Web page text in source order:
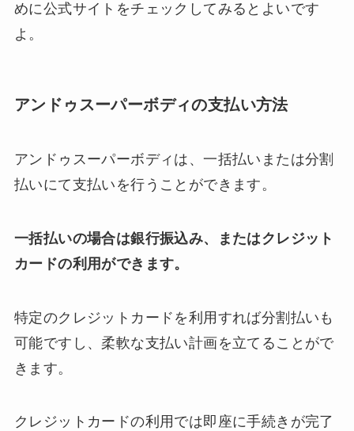
めに公式サイトをチェックしてみるとよいです
よ。
アンドゥスーパーボディの支払い方法
アンドゥスーパーボディは、一括払いまたは分割
払いにて支払いを行うことができます。
一括払いの場合は銀行振込み、またはクレジット
カードの利用ができます。
特定のクレジットカードを利用すれば分割払いも
可能ですし、柔軟な支払い計画を立てることがで
きます。
クレジットカードの利用では即座に手続きが完了